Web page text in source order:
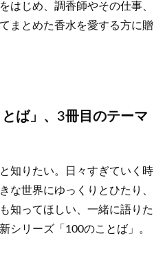
はじめ、調香師やその仕事、
まとめた香水を愛する方に贈
ば」、3冊目のテーマ
知りたい。日々すぎていく時
な世界にゆっくりとひたり、
知ってほしい、一緒に語りた
シリーズ「100のことば」。